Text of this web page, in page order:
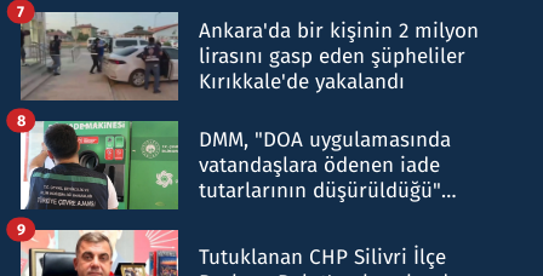
Ankara'da bir kişinin 2 milyon
lirasını gasp eden şüpheliler
Kırıkkale'de yakalandı
7
DMM, "DOA uygulamasında
vatandaşlara ödenen iade
tutarlarının düşürüldüğü"
8
Tutuklanan CHP Silivri İlçe
9